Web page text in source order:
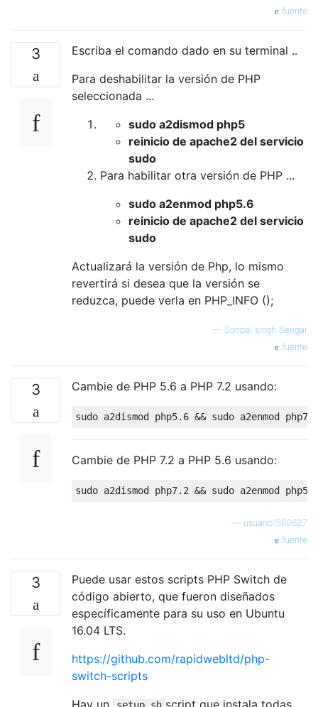
fuente
3
Escriba el comando dado en su terminal ..
Para deshabilitar la versión de PHP
seleccionada ...
sudo a2dismod php5
reinicio de apache2 del servicio
sudo
Para habilitar otra versión de PHP ...
sudo a2enmod php5.6
reinicio de apache2 del servicio
sudo
Actualizará la versión de Php, lo mismo
revertirá si desea que la versión se
reduzca, puede verla en PHP_INFO ();
— Sonpal singh Sengar
fuente
3 Cambie de PHP 5.6 a PHP 7.2 usando:
sudo a2dismod php5.6 && sudo a2enmod php7
Cambie de PHP 7.2 a PHP 5.6 usando:
sudo a2dismod php7.2 && sudo a2enmod php5
usuario1560627
fuente
3
Puede usar estos scripts PHP Switch de
código abierto, que fueron diseñados
específicamente para su uso en Ubuntu
16.04 LTS.
https://github.com/rapidwebltd/php-
switch-scripts
Hay un
setup.sh script que instala todas